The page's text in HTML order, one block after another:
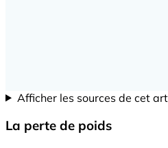
Afficher les sources de cet
La perte de poids